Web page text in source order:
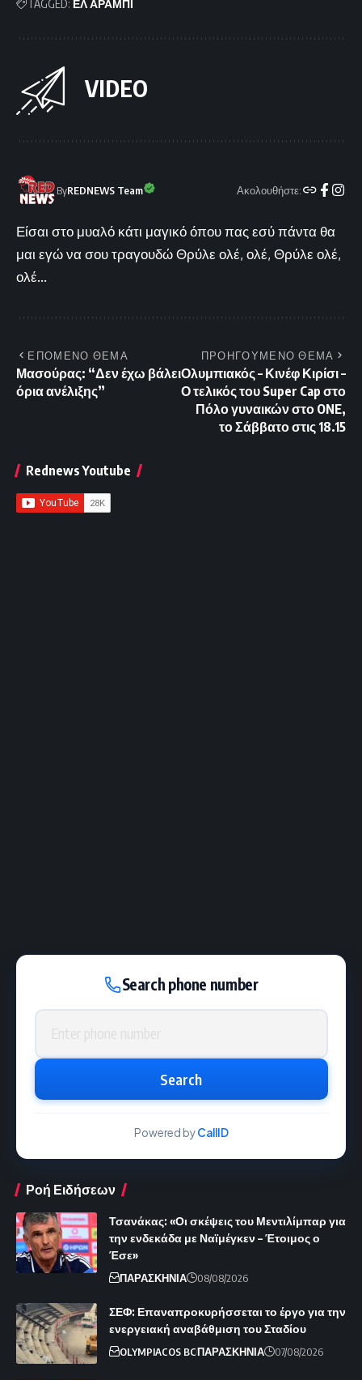
TAGGED: ΕΛ ΑΡΑΜΠΙ
VIDEO
ByREDNEWS Team Ακολουθήστε:
Είσαι στο μυαλό κάτι μαγικό όπου πας εσύ πάντα θα
μαι εγώ να σου τραγουδώ Θρύλε ολέ, ολέ, Θρύλε ολέ,
ολέ...
ΕΠΟΜΕΝΟ ΘΕΜΑ
Μασούρας: “Δεν έχω βάλει
όρια ανέλιξης”
ΠΡΟΗΓΟΥΜΕΝΟ ΘΕΜΑ
Ολυμπιακός – Κινέφ Κιρίσι –
Ο τελικός του Super Cap στο
Πόλο γυναικών στο ONE,
το Σάββατο στις 18.15
Rednews Youtube
Search phone number
Phone number
Search
Powered byCallID
Ροή Ειδήσεων
Τσανάκας: «Οι σκέψεις του Μεντιλίμπαρ για
την ενδεκάδα με Ναϊμέγκεν – Έτοιμος ο
Έσε»
ΠΑΡΑΣΚΗΝΙΑ 08/08/2026
ΣΕΦ: Επαναπροκυρήσσεται το έργο για την
ενεργειακή αναβάθμιση του Σταδίου
OLYMPIACOS BCΠΑΡΑΣΚΗΝΙΑ 07/08/2026